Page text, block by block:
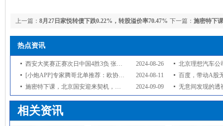
下一篇： 施密特下
仅一步之遥
上一篇： 8月27日家悦转债下跌0.22%，转股溢价率70.47%
热点资讯
2024-08-26
西安大奖赛正赛次日中国4胜3负 张安达周跃龙出局
北京理想汽车公
2024-08-11
[小炮APP]专家腾哥北单推荐：欧协联2串1
百度，带动A股
2024-09-09
施密特下课，北京国安迎来契机，谈判与苏亚雷斯仅一步之遥 无意间发现的透视表新用法，估计
相关资讯